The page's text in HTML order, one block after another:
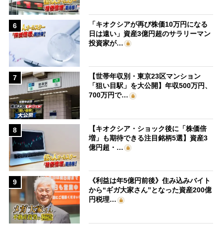
6
「キオクシアが再び株価10万円になる
日は遠い」資産3億円超のサラリーマン
投資家が…
7
【世帯年収別・東京23区マンション
「狙い目駅」を大公開】年収500万円、
700万円で…
8
【キオクシア・ショック後に「株価倍
増」も期待できる注目銘柄5選】資産3
億円超・…
9
《利益は年5億円前後》住み込みバイト
から“ギガ大家さん”となった資産200億
円税理…